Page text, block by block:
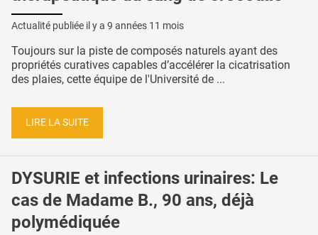
Actualité publiée il y a 9 années 11 mois
Toujours sur la piste de composés naturels ayant des
propriétés curatives capables d’accélérer la cicatrisation
des plaies, cette équipe de l'Université de ...
LIRE LA SUITE
DYSURIE et infections urinaires: Le
cas de Madame B., 90 ans, déjà
polymédiquée